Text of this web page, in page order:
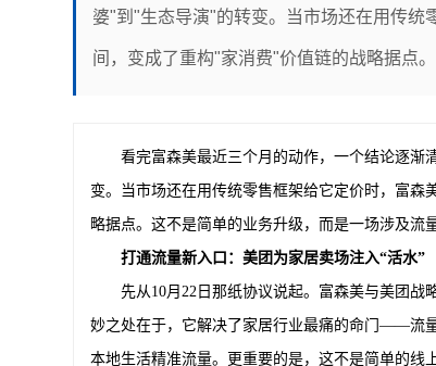
婆"到"生态导演"的转变。当市场还在用传统
间，变成了重构"家消费"价值链的战略据点。
看完富森美最近三个月的动作，一个结论逐
变。当市场还在用传统零售框架给它定价时，富
略据点。这不是简单的业务升级，而是一场涉及流
打通流量新入口：美团为家居卖场注入“活水”
先从10月22日那纸协议说起。富森美与美团战
妙之处在于，它解决了家居行业最痛的命门——流
本地生活精准流量。更重要的是，这不是简单的线